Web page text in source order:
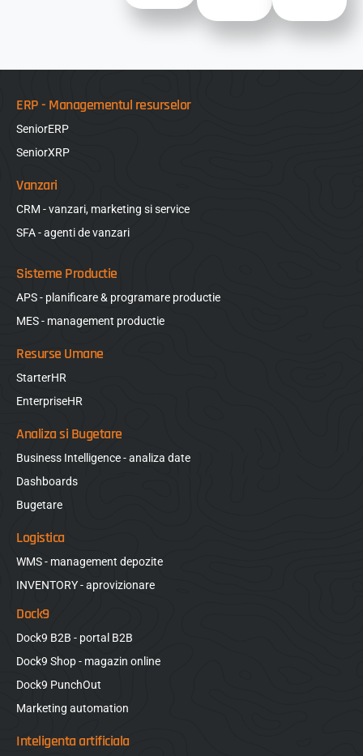
ERP - Managementul resurselor
SeniorERP
SeniorXRP
Vanzari
CRM - vanzari, marketing si service
SFA - agenti de vanzari
Sisteme Productie
APS - planificare & programare productie
MES - management productie
Resurse Umane
StarterHR
EnterpriseHR
Analiza si Bugetare
Business Intelligence - analiza date
Dashboards
Bugetare
Logistica
WMS - management depozite
INVENTORY - aprovizionare
Dock9
Dock9 B2B - portal B2B
Dock9 Shop - magazin online
Dock9 PunchOut
Marketing automation
Inteligenta artificiala